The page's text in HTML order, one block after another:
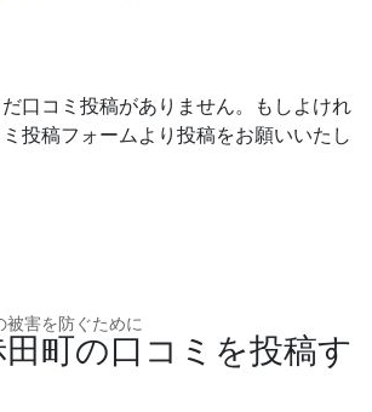
口コミ投稿がありません。もしよけれ
投稿フォームより投稿をお願いいたし
被害を防ぐために
町の口コミを投稿す